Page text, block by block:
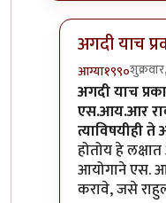
अगदी याच
आग्या१९९०
In reply to
अगदी याच
एस.आय.आर
त्याविषयीही
होतोय हे
आयोगाने एस.
करावे, जसे